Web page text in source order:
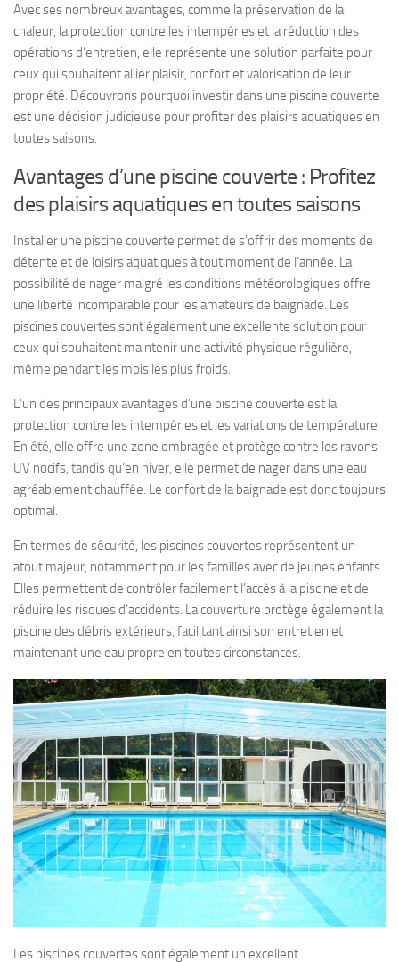
Avec ses nombreux avantages, comme la préservation de la
chaleur, la protection contre les intempéries et la réduction des
opérations d’entretien, elle représente une solution parfaite pour
ceux qui souhaitent allier plaisir, confort et valorisation de leur
propriété. Découvrons pourquoi investir dans une piscine couverte
est une décision judicieuse pour profiter des plaisirs aquatiques en
toutes saisons.
Avantages d’une piscine couverte : Profitez
des plaisirs aquatiques en toutes saisons
Installer une piscine couverte permet de s’offrir des moments de
détente et de loisirs aquatiques à tout moment de l’année. La
possibilité de nager malgré les conditions météorologiques offre
une liberté incomparable pour les amateurs de baignade. Les
piscines couvertes sont également une excellente solution pour
ceux qui souhaitent maintenir une activité physique régulière,
même pendant les mois les plus froids.
L’un des principaux avantages d’une piscine couverte est la
protection contre les intempéries et les variations de température.
En été, elle offre une zone ombragée et protège contre les rayons
UV nocifs, tandis qu’en hiver, elle permet de nager dans une eau
agréablement chauffée. Le confort de la baignade est donc toujours
optimal.
En termes de sécurité, les piscines couvertes représentent un
atout majeur, notamment pour les familles avec de jeunes enfants.
Elles permettent de contrôler facilement l’accès à la piscine et de
réduire les risques d’accidents. La couverture protège également la
piscine des débris extérieurs, facilitant ainsi son entretien et
maintenant une eau propre en toutes circonstances.
Les piscines couvertes sont également un excellent